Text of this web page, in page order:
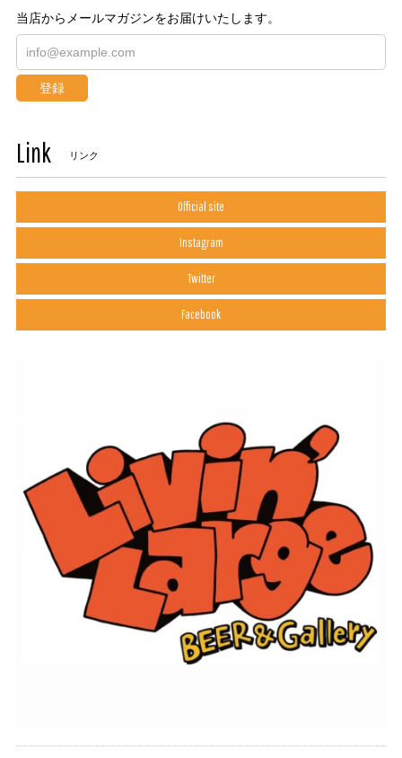
当店からメールマガジンをお届けいたします。
登録
Link リンク
Official site
Instagram
Twitter
Facebook